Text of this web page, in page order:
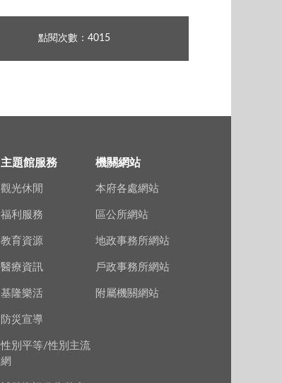
點閱次數：4015
主題館服務
觀光休閒
福利服務
教育資源
醫療資訊
基隆樂活
防災宣導
性別平等/性別主流
網
機關網站
本府各處網站
區公所網站
地政事務所網站
戶政事務所網站
附屬機關網站